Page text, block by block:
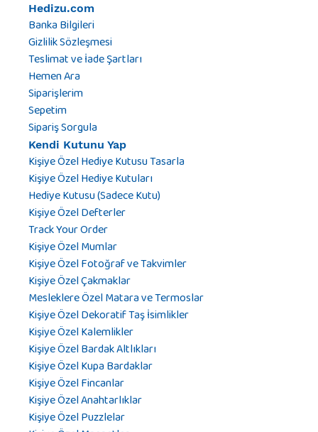
Hedizu.com
Banka Bilgileri
Gizlilik Sözleşmesi
Teslimat ve İade Şartları
Hemen Ara
Siparişlerim
Sepetim
Sipariş Sorgula
Kendi Kutunu Yap
Kişiye Özel Hediye Kutusu Tasarla
Kişiye Özel Hediye Kutuları
Hediye Kutusu (Sadece Kutu)
Kişiye Özel Defterler
Track Your Order
Kişiye Özel Mumlar
Kişiye Özel Fotoğraf ve Takvimler
Kişiye Özel Çakmaklar
Mesleklere Özel Matara ve Termoslar
Kişiye Özel Dekoratif Taş İsimlikler
Kişiye Özel Kalemlikler
Kişiye Özel Bardak Altlıkları
Kişiye Özel Kupa Bardaklar
Kişiye Özel Fincanlar
Kişiye Özel Anahtarlıklar
Kişiye Özel Puzzlelar